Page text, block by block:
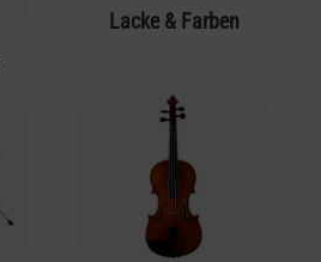
Lacke & Farben